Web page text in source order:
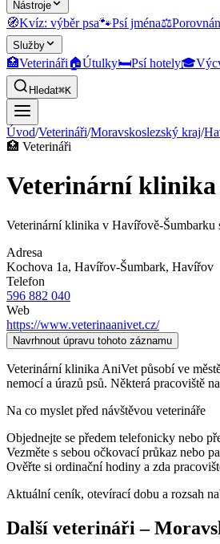
Nástroje
🧭Kvíz: výběr psa🐾Psí jména⚖️
Služby
🏥Veterináři🏠Útulky🛏️Psí hotely🎓
Hledat⌘K
Úvod/Veterináři/Moravskoslezský kraj/
🏥 Veterináři
Veterinární klinika
Veterinární klinika v Havířově-Šumbarku
Adresa
Kochova 1a, Havířov-Šumbark, Havířov
Telefon
596 882 040
Web
https://www.veterinaanivet.cz/
Navrhnout úpravu tohoto záznamu
Veterinární klinika AniVet působí ve
nemocí a úrazů psů. Některá pracoviště
Na co myslet před návštěvou veterináře
Objednejte se předem telefonicky nebo
Vezměte s sebou očkovací průkaz nebo
Ověřte si ordinační hodiny a zda
Aktuální ceník, otevírací dobu a rozsah
Další veterináři –